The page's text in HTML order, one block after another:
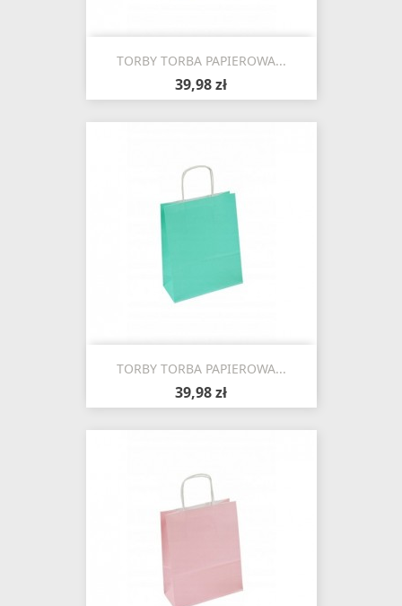
TORBY TORBA PAPIEROWA...
39,98 zł
TORBY TORBA PAPIEROWA...
39,98 zł